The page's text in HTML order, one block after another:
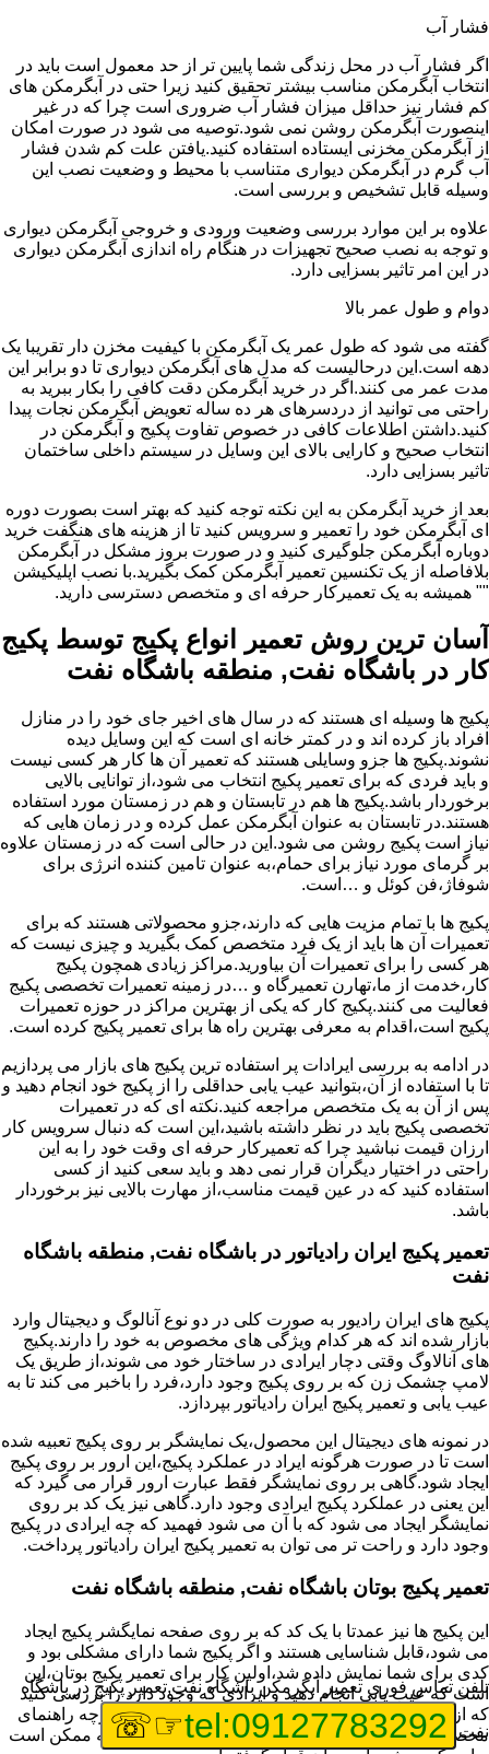
فشار آب
اگر فشار آب در محل زندگی شما پایین تر از حد معمول است باید در
انتخاب آبگرمکن مناسب بیشتر تحقیق کنید زیرا حتی در آبگرمکن های
کم فشار نیز حداقل میزان فشار آب ضروری است چرا که در غیر
اینصورت آبگرمکن روشن نمی شود.توصیه می شود در صورت امکان
از آبگرمکن مخزنی ایستاده استفاده کنید.یافتن علت کم شدن فشار
آب گرم در آبگرمکن دیواری متناسب با محیط و وضعیت نصب این
وسیله قابل تشخیص و بررسی است.
علاوه بر این موارد بررسی وضعیت ورودی و خروجی آبگرمکن دیواری
و توجه به نصب صحیح تجهیزات در هنگام راه اندازی آبگرمکن دیواری
در این امر تاثیر بسزایی دارد.
دوام و طول عمر بالا
گفته می شود که طول عمر یک آبگرمکن با کیفیت مخزن دار تقریبا یک
دهه است.این درحالیست که مدل های آبگرمکن دیواری تا دو برابر این
مدت عمر می کنند.اگر در خرید آبگرمکن دقت کافی را بکار ببرید به
راحتی می توانید از دردسرهای هر ده ساله تعویض آبگرمکن نجات پیدا
کنید.داشتن اطلاعات کافی در خصوص تفاوت پکیج و آبگرمکن در
انتخاب صحیح و کارایی بالای این وسایل در سیستم داخلی ساختمان
تاثیر بسزایی دارد.
بعد از خرید آبگرمکن به این نکته توجه کنید که بهتر است بصورت دوره
ای آبگرمکن خود را تعمیر و سرویس کنید تا از هزینه های هنگفت خرید
دوباره آبگرمکن جلوگیری کنید و در صورت بروز مشکل در آبگرمکن
بلافاصله از یک تکنسین تعمیر آبگرمکن کمک بگیرید.با نصب اپلیکیشن
"" همیشه به یک تعمیرکار حرفه ای و متخصص دسترسی دارید.
آسان ترین روش تعمیر انواع پکیج توسط پکیج
کار در باشگاه نفت, منطقه باشگاه نفت
پکیج ها وسیله ای هستند که در سال های اخیر جای خود را در منازل
افراد باز کرده اند و در کمتر خانه ای است که این وسایل دیده
نشوند.پکیج ها جزو وسایلی هستند که تعمیر آن ها کار هر کسی نیست
و باید فردی که برای تعمیر پکیج انتخاب می شود،از توانایی بالایی
برخوردار باشد.پکیج ها هم در تابستان و هم در زمستان مورد استفاده
هستند.در تابستان به عنوان آبگرمکن عمل کرده و در زمان هایی که
نیاز است پکیج روشن می شود.این در حالی است که در زمستان علاوه
بر گرمای مورد نیاز برای حمام،به عنوان تامین کننده انرژی برای
شوفاژ،فن کوئل و …است.
پکیج ها با تمام مزیت هایی که دارند،جزو محصولاتی هستند که برای
تعمیرات آن ها باید از یک فرد متخصص کمک بگیرید و چیزی نیست که
هر کسی را برای تعمیرات آن بیاورید.مراکز زیادی همچون پکیج
کار،خدمت از ما،تهارن تعمیرگاه و …در زمینه تعمیرات تخصصی پکیج
فعالیت می کنند.پکیج کار که یکی از بهترین مراکز در حوزه تعمیرات
پکیج است،اقدام به معرفی بهترین راه ها برای تعمیر پکیج کرده است.
در ادامه به بررسی ایرادات پر استفاده ترین پکیج های بازار می پردازیم
تا با استفاده از آن،بتوانید عیب یابی حداقلی را از پکیج خود انجام دهید و
پس از آن به یک متخصص مراجعه کنید.نکته ای که در تعمیرات
تخصصی پکیج باید در نظر داشته باشید،این است که دنبال سرویس کار
ارزان قیمت نباشید چرا که تعمیرکار حرفه ای وقت خود را به این
راحتی در اختیار دیگران قرار نمی دهد و باید سعی کنید از کسی
استفاده کنید که در عین قیمت مناسب،از مهارت بالایی نیز برخوردار
باشد.
تعمیر پکیج ایران رادیاتور در باشگاه نفت, منطقه باشگاه
نفت
پکیج های ایران رادیور به صورت کلی در دو نوع آنالوگ و دیجیتال وارد
بازار شده اند که هر کدام ویژگی های مخصوص به خود را دارند.پکیج
های آنالاوگ وقتی دچار ایرادی در ساختار خود می شوند،از طریق یک
لامپ چشمک زن که بر روی پکیج وجود دارد،فرد را باخبر می کند تا به
عیب یابی و تعمیر پکیج ایران رادیاتور بپردازد.
در نمونه های دیجیتال این محصول،یک نمایشگر بر روی پکیج تعبیه شده
است تا در صورت هرگونه ایراد در عملکرد پکیج،این ارور بر روی پکیج
ایجاد شود.گاهی بر روی نمایشگر فقط عبارت ارور قرار می گیرد که
این یعنی در عملکرد پکیج ایرادی وجود دارد.گاهی نیز یک کد بر روی
نمایشگر ایجاد می شود که با آن می شود فهمید که چه ایرادی در پکیج
وجود دارد و راحت تر می توان به تعمیر پکیج ایران رادیاتور پرداخت.
تعمیر پکیج بوتان باشگاه نفت, منطقه باشگاه نفت
این پکیج ها نیز عمدتا با یک کد که بر روی صفحه نمایگشر پکیج ایجاد
می شود،قابل شناسایی هستند و اگر پکیج شما دارای مشکلی بود و
کدی برای شما نمایش داده شد،اولین کار برای تعمیر پکیج بوتان،این
است که عیب یابی انجام دهید و ایرادی که وجود دارد را بررسی کنید
که از کجا نشات می گیرد.برای این کار می توانید به دفترچه راهنمای
محصول خود مراجعه کنید که معمولا تمامی ایرادهایی که ممکن است
تلفن تماس فوری تعمیر آبگرمکن باشگاه نفت,تعمیر پکیج در باشگاه
نفت tel:09127783292
☞☏